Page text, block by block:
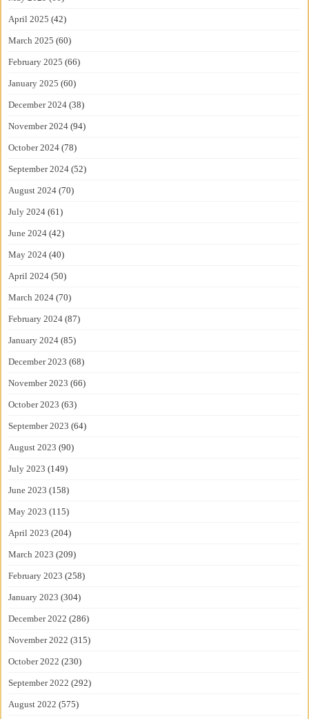
April 2025 (42)
March 2025 (60)
February 2025 (66)
January 2025 (60)
December 2024 (38)
November 2024 (94)
October 2024 (78)
September 2024 (52)
August 2024 (70)
July 2024 (61)
June 2024 (42)
May 2024 (40)
April 2024 (50)
March 2024 (70)
February 2024 (87)
January 2024 (85)
December 2023 (68)
November 2023 (66)
October 2023 (63)
September 2023 (64)
August 2023 (90)
July 2023 (149)
June 2023 (158)
May 2023 (115)
April 2023 (204)
March 2023 (209)
February 2023 (258)
January 2023 (304)
December 2022 (286)
November 2022 (315)
October 2022 (230)
September 2022 (292)
August 2022 (575)